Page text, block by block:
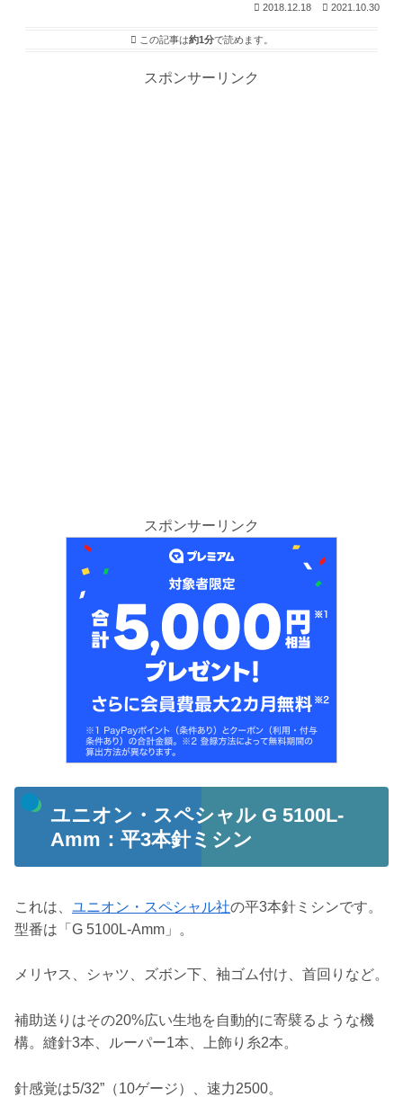
2018.12.18 2021.10.30
この記事は約1分で読めます。
スポンサーリンク
スポンサーリンク
ユニオン・スペシャル G 5100L-
Amm：平3本針ミシン
これは、 ユニオン・スペシャル社の平3本針ミシンです。
型番は「G 5100L-Amm」。
メリヤス、シャツ、ズボン下、袖ゴム付け、首回りなど。
補助送りはその20%広い生地を自動的に寄襞るような機
構。縫針3本、ルーパー1本、上飾り糸2本。
針感覚は5/32”（10ゲージ）、速力2500。